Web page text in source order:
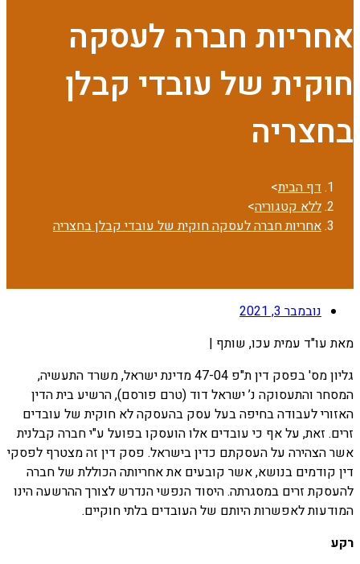
אחריות חברה לעסקה
חוקית של עובדי קבלן
בחצריה
דף הבית>
ללא קטגוריה>
אחריות חברה לעסקה חוקית של עובדי קבלן בחצריה
נובמבר 3, 2021
מאת עו"ד עמית עכו, שותף |
גליון מס' בפסק דין ת"פ 47-04 מדינת ישראל, משרד התעשיה,
המסחר והתעסוקה נ’ ישראל דוד (טרם פורסם), הרשיע בית הדין
האזורי לעבודה בחיפה בעל עסק בהעסקה לא חוקית של עובדים
זרים. זאת, על אף כי עובדים אלו הועסקו בפועל ע"י חברה קבלנית
אשר הצהירה על העסקתם כדין בישראל. פסק דין זה מצטרף לפסקי
דין קודמים בנושא, אשר קובעים את אחריותה הכוללת של חברה
להעסקת זרים במסגרתה. היסוד הנפשי הנדרש לצורך ההרשעה הינו
המודעות לאפשרות היותם של העובדים בלתי חוקיים.
רקע